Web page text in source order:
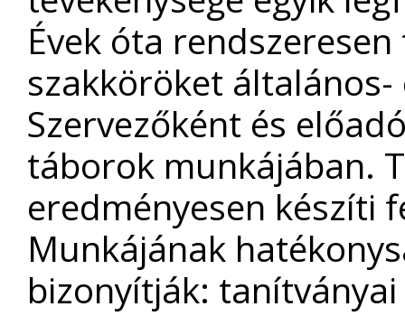
Évek óta
szakköröket
Szervezőként és
táborok munkájában.
eredményesen készíti
Munkájának
bizonyítják: